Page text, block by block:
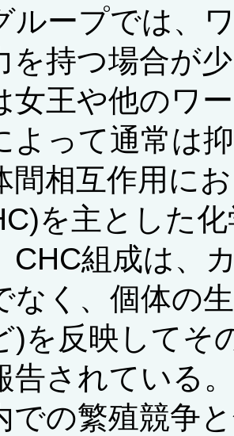
ループでは、
を持つ場合が
女王や他のワ
よって通常は
間相互作用に
を主とした
CHC組成は、
なく、個体の
)を反映してそ
告されている
での繁殖競争